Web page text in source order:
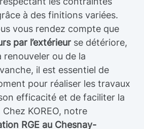
à des finitions variées.
vous rendez compte que
par l’extérieur se détériore,
renouveler ou de la
il est essentiel de
pour réaliser les travaux
efficacité et de faciliter la
Chez KOREO, notre
RGE au Chesnay-